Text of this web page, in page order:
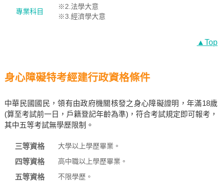
專業科目
※2.法學大意
※3.經濟學大意
▲Top
身心障礙特考經建行政資格條件
中華民國國民，領有由政府機關核發之身心障礙證明，年滿18歲
(算至考試前一日，戶籍登記年齡為準)，符合考試規定即可報考，
其中五等考試無學歷限制。
三等資格 大學以上學歷畢業。
四等資格 高中職以上學歷畢業。
五等資格 不限學歷。